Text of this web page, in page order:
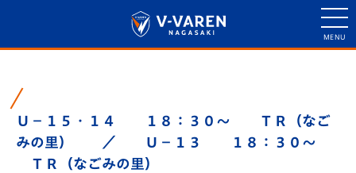
Ｕ－１５・１４ １８：３０～ ＴＲ（なご
みの里） ／ Ｕ－１３ １８：３０～
ＴＲ（なごみの里）